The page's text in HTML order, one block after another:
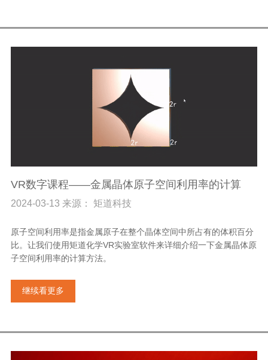
VR数字课程——金属晶体原子空间利用率的计算
2024-03-13 来源： 矩道科技
原子空间利用率是指金属原子在整个晶体空间中所占有的体积百分
比。让我们使用矩道化学VR实验室软件来详细介绍一下金属晶体原
子空间利用率的计算方法。
继续看更多